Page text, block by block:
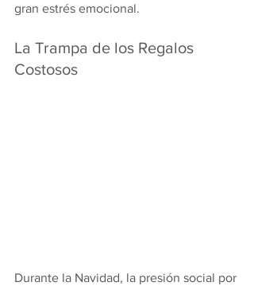
gran estrés emocional.
La Trampa de los Regalos
Costosos
Durante la Navidad, la presión social por